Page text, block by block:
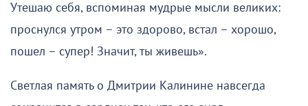
Утешаю себя, вспоминая мудрые мысли великих:
проснулся утром – это здорово, встал – хорошо,
пошел – супер! Значит, ты живешь».
Светлая память о Дмитрии Калинине навсегда